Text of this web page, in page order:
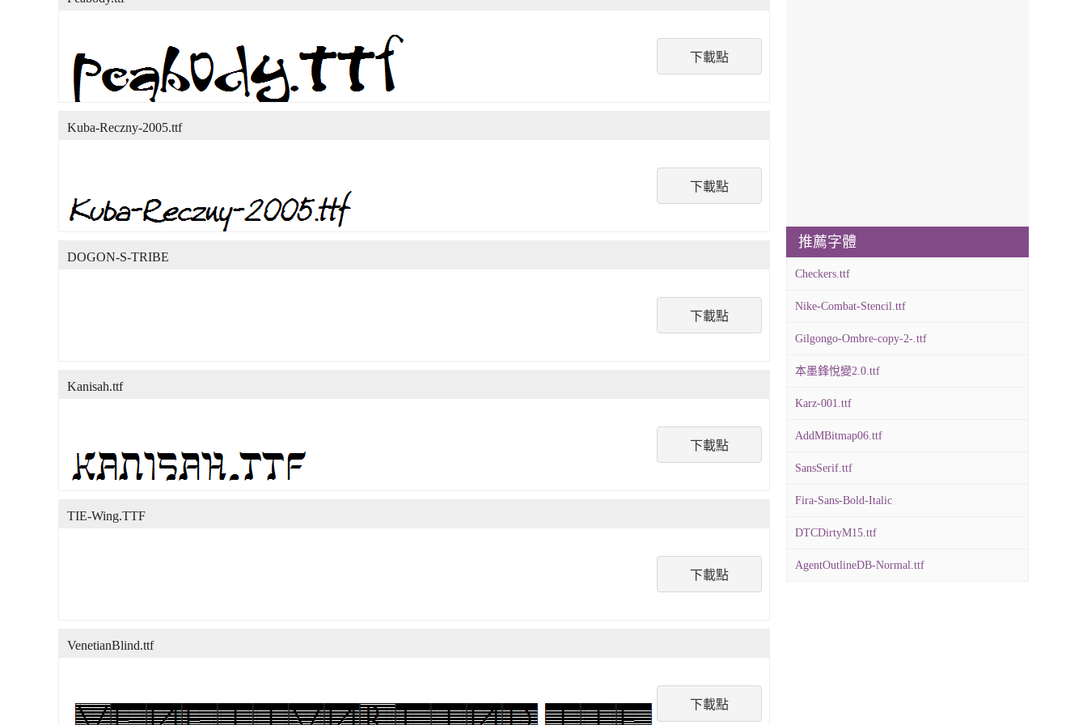
下載點
下載點
Kuba-Reczny-2005.ttf
下載點
DOGON-S-TRIBE
下載點
Kanisah.ttf
下載點
TIE-Wing.TTF
下載點
VenetianBlind.ttf
推薦字體
Checkers.ttf
Nike-Combat-Stencil.ttf
Gilgongo-Ombre-copy-2-.ttf
本墨鋒悅變2.0.ttf
Karz-001.ttf
AddMBitmap06.ttf
SansSerif.ttf
Fira-Sans-Bold-Italic
DTCDirtyM15.ttf
AgentOutlineDB-Normal.ttf